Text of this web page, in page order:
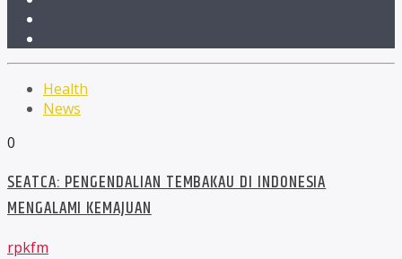
Health
News
0
SEATCA: PENGENDALIAN TEMBAKAU DI INDONESIA
MENGALAMI KEMAJUAN
rpkfm